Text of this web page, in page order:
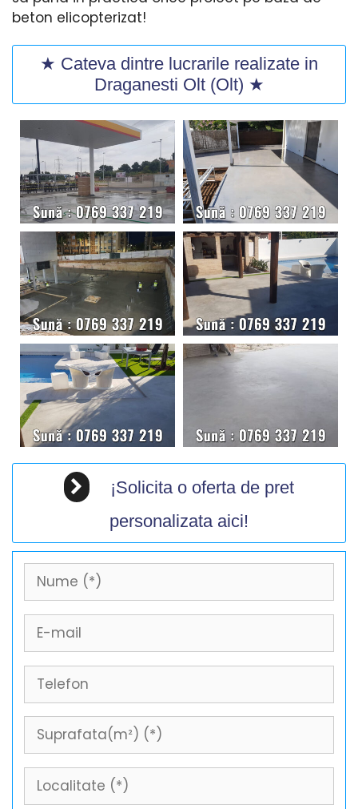
beton elicopterizat!
★ Cateva dintre lucrarile realizate in
Draganesti Olt (Olt) ★
¡Solicita o oferta de pret
personalizata aici!